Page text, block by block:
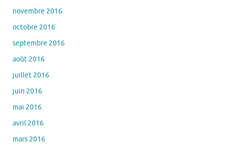
novembre 2016
octobre 2016
septembre 2016
août 2016
juillet 2016
juin 2016
mai 2016
avril 2016
mars 2016